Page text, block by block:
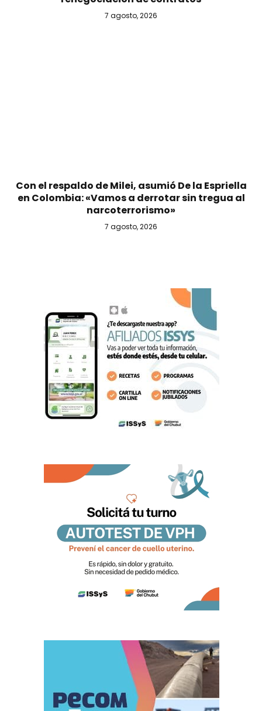
7 agosto, 2026
Con el respaldo de Milei, asumió De la Espriella
en Colombia: «Vamos a derrotar sin tregua al
narcoterrorismo»
7 agosto, 2026